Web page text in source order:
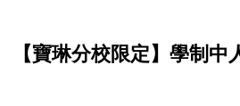
【寶琳分校限定】學制